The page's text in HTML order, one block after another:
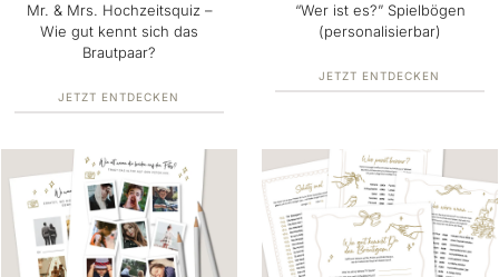
Mr. & Mrs. Hochzeitsquiz –
Wie gut kennt sich das
Brautpaar?
JETZT ENTDECKEN
“Wer ist es?” Spielbögen
(personalisierbar)
JETZT ENTDECKEN